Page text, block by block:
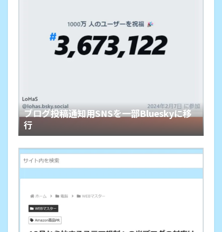
ブログ投稿通知用SNSを一部Blueskyに移
行